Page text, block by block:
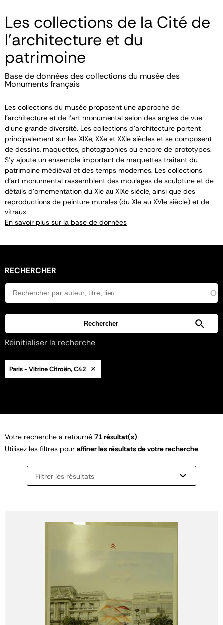
Les collections de la Cité de
l'architecture et du
patrimoine
Base de données des collections du musée des
Monuments français
Les collections du musée proposent une approche de
l’architecture et de l’art monumental selon des angles de vue
d’une grande diversité. Les collections d’architecture portent
principalement sur les XIXe, XXe et XXIe siècles et se composent
de dessins, maquettes, photographies ou encore de prototypes.
S’y ajoute un ensemble important de maquettes traitant du
patrimoine médiéval et des temps modernes. Les collections
d’art monumental rassemblent des moulages de sculpture et de
détails d’ornementation du XIe au XIXe siècle, ainsi que des
reproductions de peinture murales (du XIe au XVIe siècle) et de
vitraux.
En savoir plus sur la base de données
RECHERCHER
Réinitialiser la recherche
Paris - Vitrine Citroën, C42
Votre recherche a retourné 71 résultat(s)
Utilisez les filtres pour affiner les résultats de votre recherche
Filtrer les résultats